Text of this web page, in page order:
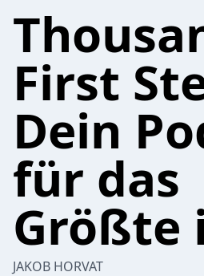
First
Dein
für das
Größte
JAKOB HORVAT